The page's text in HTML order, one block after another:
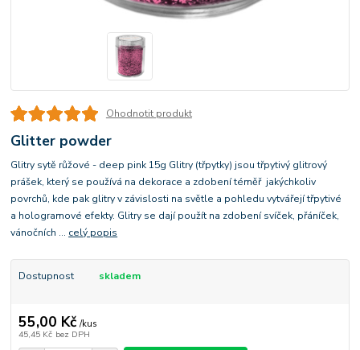
Ohodnotit produkt
Glitter powder
Glitry sytě růžové - deep pink 15g Glitry (třpytky) jsou třpytivý glitrový
prášek, který se používá na dekorace a zdobení téměř jakýchkoliv
povrchů, kde pak glitry v závislosti na světle a pohledu vytvářejí třpytivé
a hologramové efekty. Glitry se dají použít na zdobení svíček, přáníček,
vánočních ... celý popis
Dostupnost skladem
55,00 Kč /kus
45,45 Kč bez DPH